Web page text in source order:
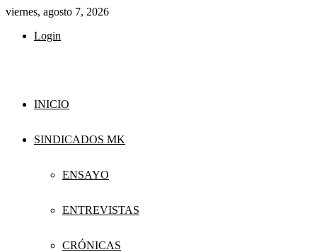
viernes, agosto 7, 2026
Login
INICIO
SINDICADOS MK
ENSAYO
ENTREVISTAS
CRÓNICAS